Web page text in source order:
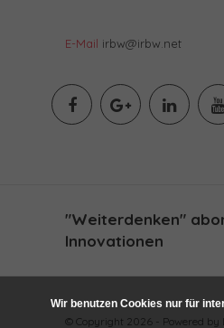
E-Mail irbw@irbw.net
"Weiterdenken"
Innovationen
© Copyright 2026 - Powered by
Wir benutzen Cookies nur für